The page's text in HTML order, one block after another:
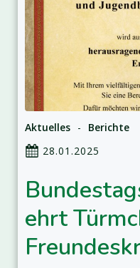
Aktuelles -
Berichte
28.01.2025
ehrt